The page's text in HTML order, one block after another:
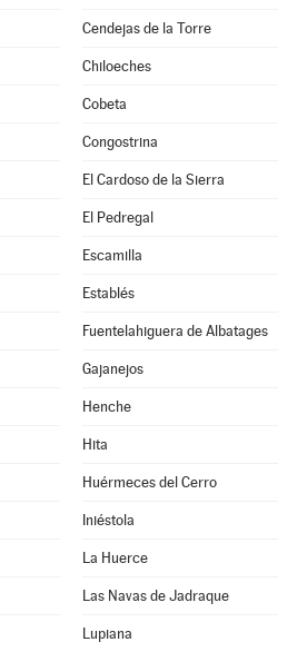
Cendejas de la Torre
Chiloeches
Cobeta
Congostrina
El Cardoso de la Sierra
El Pedregal
Escamilla
Establés
Fuentelahiguera de Albatages
Gajanejos
Henche
Hita
Huérmeces del Cerro
Iniéstola
La Huerce
Las Navas de Jadraque
Lupiana